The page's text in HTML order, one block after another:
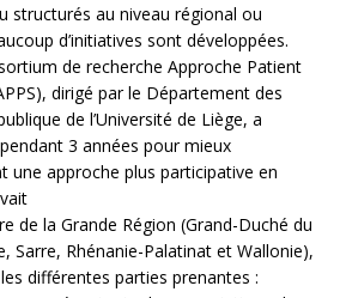
structurés au niveau régional ou
d’initiatives sont développées.
de recherche Approche Patient
dirigé par le Département des
de l’Université de Liège, a
3 années pour mieux
une approche plus participative en
de la Grande Région (Grand-Duché du
Sarre, Rhénanie-Palatinat et Wallonie),
différentes parties prenantes :